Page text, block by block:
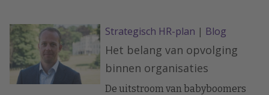
wie kunnen eerder met pensioen?
HR-professionals bij
ondernemingen in het Verenigd
Strategisch HR-plan | Blog
Het belang van opvolging
binnen organisaties
De uitstroom van babyboomers